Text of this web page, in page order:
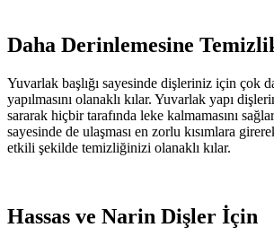
Daha Derinlemesine
Yuvarlak başlığı sayesinde dişleriniz için çok
yapılmasını olanaklı kılar. Yuvarlak yapı
sararak hiçbir tarafında leke kalmamasını
sayesinde de ulaşması en zorlu kısımlara
etkili şekilde temizliğinizi olanaklı kılar.
Hassas ve Narin Dişler İçin